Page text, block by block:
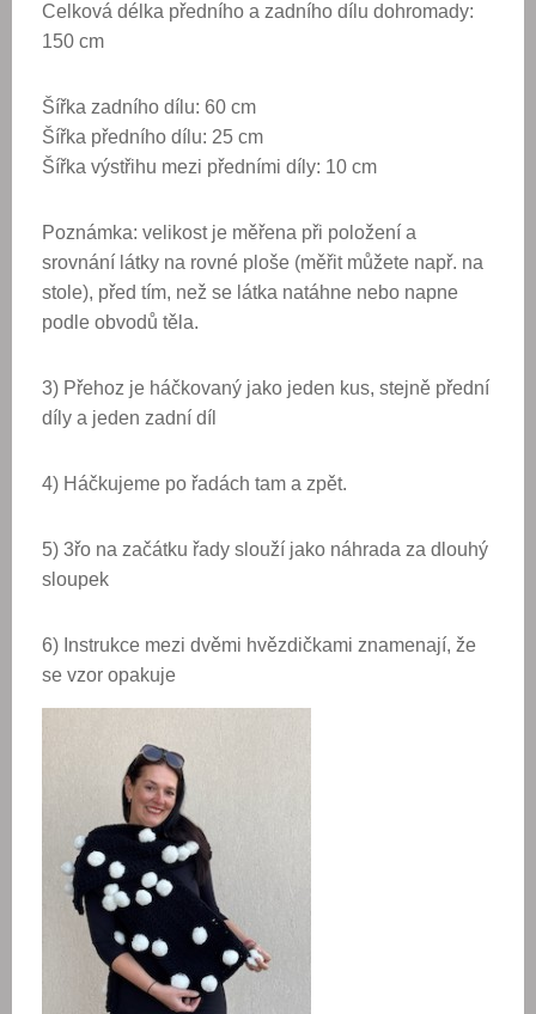
Celková délka předního a zadního dílu dohromady:
150 cm
Šířka zadního dílu: 60 cm
Šířka předního dílu: 25 cm
Šířka výstřihu mezi předními díly: 10 cm
Poznámka: velikost je měřena při položení a
srovnání látky na rovné ploše (měřit můžete např. na
stole), před tím, než se látka natáhne nebo napne
podle obvodů těla.
3) Přehoz je háčkovaný jako jeden kus, stejně přední
díly a jeden zadní díl
4) Háčkujeme po řadách tam a zpět.
5) 3řo na začátku řady slouží jako náhrada za dlouhý
sloupek
6) Instrukce mezi dvěmi hvězdičkami znamenají, že
se vzor opakuje